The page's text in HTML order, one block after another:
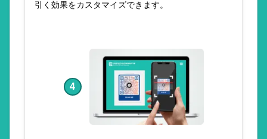
引く効果をカスタマイズできます。
4